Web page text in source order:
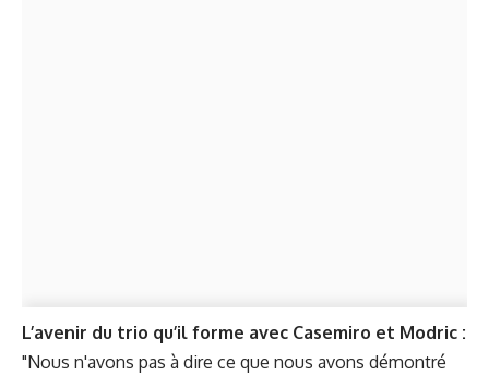
L’avenir du trio qu’il forme avec Casemiro et Modric :
"Nous n'avons pas à dire ce que nous avons démontré